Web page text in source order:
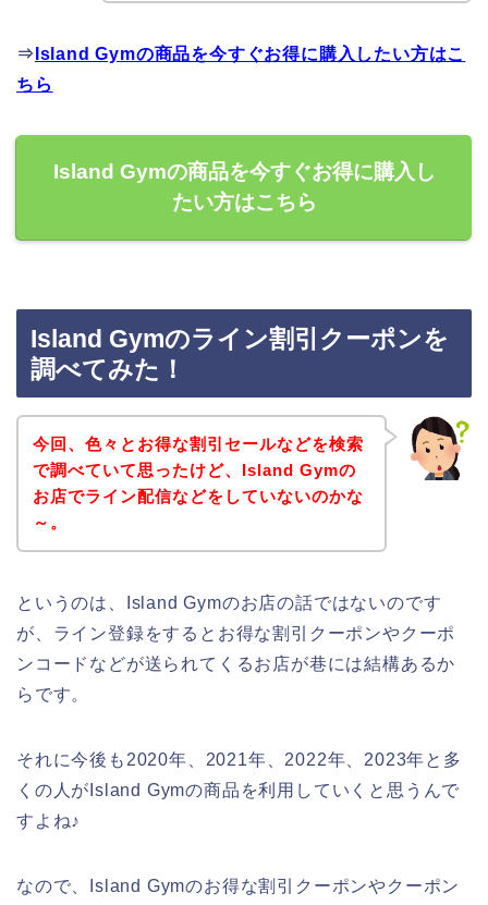
⇒ Island Gymの商品を今すぐお得に購入したい方はこ
ちら
Island Gymの商品を今すぐお得に購入し
たい方はこちら
Island Gymのライン割引クーポンを
調べてみた！
今回、色々とお得な割引セールなどを検索
で調べていて思ったけど、Island Gymの
お店でライン配信などをしていないのかな
～。
というのは、Island Gymのお店の話ではないのです
が、ライン登録をするとお得な割引クーポンやクーポ
ンコードなどが送られてくるお店が巷には結構あるか
らです。
それに今後も2020年、2021年、2022年、2023年と多
くの人がIsland Gymの商品を利用していくと思うんで
すよね♪
なので、Island Gymのお得な割引クーポンやクーポン